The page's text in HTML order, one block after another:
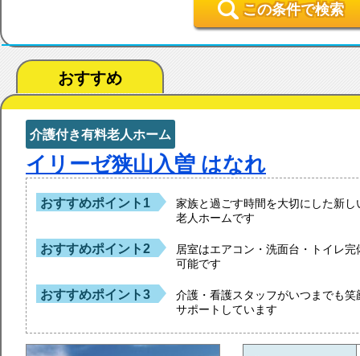
この条件で検索
おすすめ
介護付き有料老人ホーム
イリーゼ狭山入曽 はなれ
おすすめポイント1
家族と過ごす時間を大切にした新
老人ホームです
おすすめポイント2
居室はエアコン・洗面台・トイレ
可能です
おすすめポイント3
介護・看護スタッフがいつまでも
サポートしています